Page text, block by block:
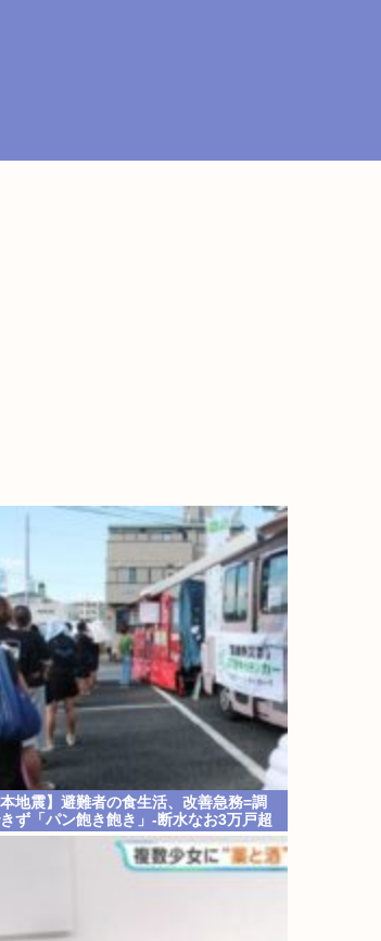
本地震】避難者の食生活、改善急務=調
ず「パン飽き飽き」-断水なお3万戸超